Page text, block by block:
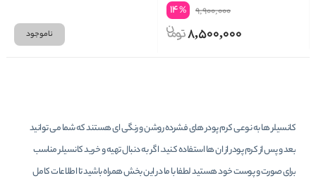
9,900,000
14%
8,500,000 ناموجود
کانسیلر ها به نوعی کرم پودر های فشرده روشن و رنگی ای هستند که شما می توانید
بعد و پس از کرم پودر از ان ها استفاده کنید. اگر به دنبال تهیه و خرید کانسیلر مناسب
برای صورت و پوست خود هستید لطفا با ما در این بخش همراه باشید تا اطلاعات کامل